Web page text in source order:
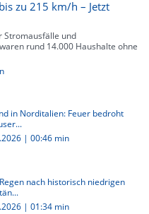
zu 215 km/h – Jetzt
Stromausfälle und
rund 14.000 Haushalte ohne
in Norditalien: Feuer bedroht
| 00:46 min
nach historisch niedrigen
| 01:34 min